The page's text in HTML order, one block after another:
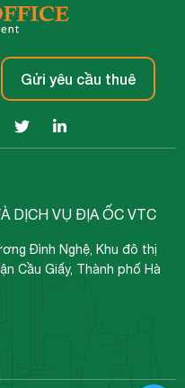
Gửi yêu cầu thuê
DỊCH VỤ ĐỊA ỐC VTC
Đình Nghệ, Khu đô thị
Cầu Giấy, Thành phố Hà